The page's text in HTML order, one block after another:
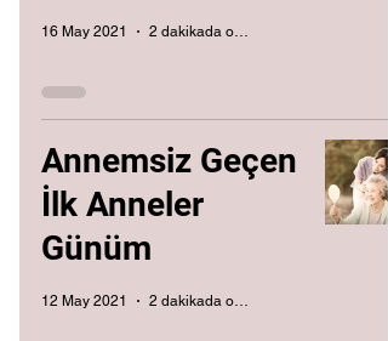
16 May 2021 2 dakikada okunur
Annemsiz Geçen
İlk Anneler
Günüm
12 May 2021 2 dakikada okunur